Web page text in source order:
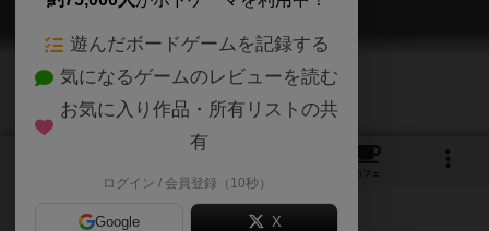
NEKONEKO RACING
カフェ
遊んだボードゲームを記録する
気になるゲームのレビューを読む
お気に入り作品・所有リストの共
有
ログイン / 会員登録（10秒）
Google X